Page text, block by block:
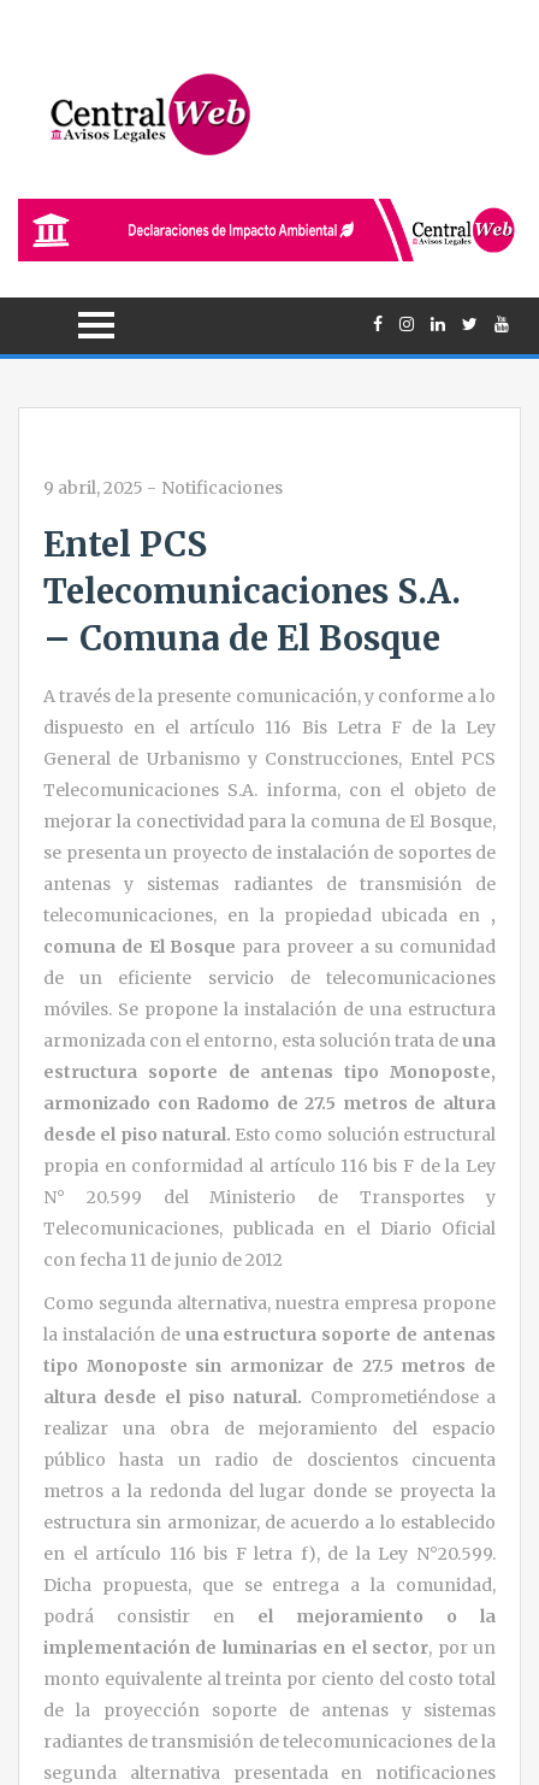
9 abril, 2025 - Notificaciones
Entel PCS
Telecomunicaciones S.A.
– Comuna de El Bosque
A través de la presente comunicación, y conforme a lo
dispuesto en el artículo 116 Bis Letra F de la Ley
General de Urbanismo y Construcciones, Entel PCS
Telecomunicaciones S.A. informa, con el objeto de
mejorar la conectividad para la comuna de El Bosque,
se presenta un proyecto de instalación de soportes de
antenas y sistemas radiantes de transmisión de
telecomunicaciones, en la propiedad ubicada en ,
comuna de El Bosque para proveer a su comunidad
de un eficiente servicio de telecomunicaciones
móviles. Se propone la instalación de una estructura
armonizada con el entorno, esta solución trata deuna
estructura soporte de antenas tipo Monoposte,
armonizado con Radomo de 27.5 metros de altura
desde el piso natural. Esto como solución estructural
propia en conformidad al artículo 116 bis F de la Ley
N° 20.599 del Ministerio de Transportes y
Telecomunicaciones, publicada en el Diario Oficial
con fecha 11 de junio de 2012
Como segunda alternativa, nuestra empresa propone
la instalación de una estructura soporte de antenas
tipo Monoposte sin armonizar de 27.5 metros de
altura desde el piso natural. Comprometiéndose a
realizar una obra de mejoramiento del espacio
público hasta un radio de doscientos cincuenta
metros a la redonda del lugar donde se proyecta la
estructura sin armonizar, de acuerdo a lo establecido
en el artículo 116 bis F letra f), de la Ley N°20.599.
Dicha propuesta, que se entrega a la comunidad,
podrá consistir en el mejoramiento o la
implementación de luminarias en el sector, por un
monto equivalente al treinta por ciento del costo total
de la proyección soporte de antenas y sistemas
radiantes de transmisión de telecomunicaciones de la
segunda alternativa presentada en notificaciones